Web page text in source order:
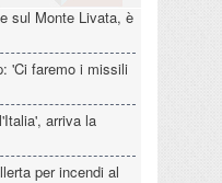
sul Monte Livata, è
'Ci faremo i missili
arriva la
per incendi al